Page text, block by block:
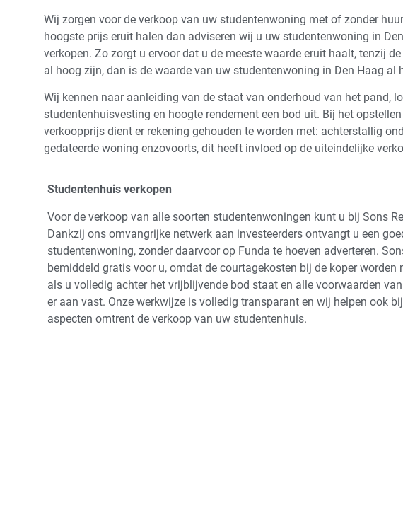
Wij zorgen voor de verkoop van uw studentenwoning met of zonder
hoogste prijs eruit halen dan adviseren wij u uw studentenwoning in
verkopen. Zo zorgt u ervoor dat u de meeste waarde eruit haalt, tenzij
al hoog zijn, dan is de waarde van uw studentenwoning in Den Haag al
Wij kennen naar aanleiding van de staat van onderhoud van het pand,
studentenhuisvesting en hoogte rendement een bod uit. Bij het
verkoopprijs dient er rekening gehouden te worden met: achterstallig
gedateerde woning enzovoorts, dit heeft invloed op de uiteindelijke
Studentenhuis verkopen
Voor de verkoop van alle soorten studentenwoningen kunt u bij Sons
Dankzij ons omvangrijke netwerk aan investeerders ontvangt u een
studentenwoning, zonder daarvoor op Funda te hoeven adverteren.
bemiddeld gratis voor u, omdat de courtagekosten bij de koper worden
als u volledig achter het vrijblijvende bod staat en alle voorwaarden
er aan vast. Onze werkwijze is volledig transparant en wij helpen ook
aspecten omtrent de verkoop van uw studentenhuis.